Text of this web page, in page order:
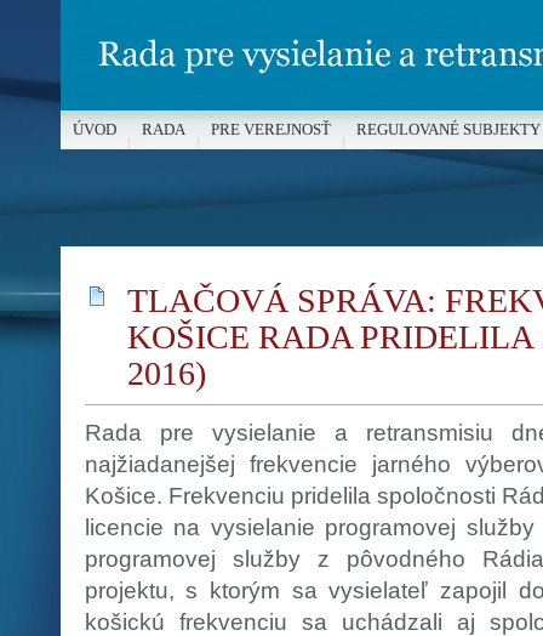
TLAČOVÁ SPRÁVA:
KOŠICE RADA PRIDELILA
2016)
Rada pre vysielanie a retransmisiu
najžiadanejšej frekvencie jarného
Košice. Frekvenciu pridelila spoločnosti
licencie na vysielanie programovej
programovej služby z pôvodného
projektu, s ktorým sa vysielateľ zapojil
košickú frekvenciu sa uchádzali aj
ÚVOD RADA PRE VEREJNOSŤ REGULOVANÉ SUBJEKTY